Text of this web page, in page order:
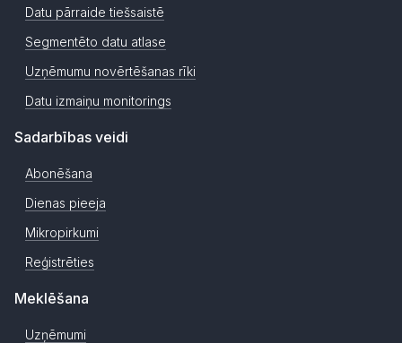
Datu pārraide tiešsaistē
Segmentēto datu atlase
Uzņēmumu novērtēšanas rīki
Datu izmaiņu monitorings
Sadarbības veidi
Abonēšana
Dienas pieeja
Mikropirkumi
Reģistrēties
Meklēšana
Uzņēmumi